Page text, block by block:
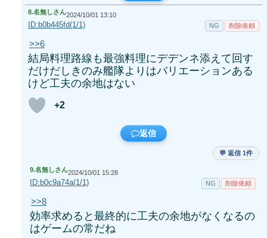
8.名無しさん2024/10/01 13:10
ID:b0b445fd(1/1) NG 削除依頼
>>6
結局料理路線も最強料理にデデンネ添えて回す
だけだしきのみ艦隊よりはバリエーションある
けど工夫の余地はない
+2
返信
💬 返信 1件
9.名無しさん2024/10/01 15:28
ID:b0c9a74a(1/1) NG 削除依頼
>>8
効率求めると最終的に工夫の余地がなくなるの
はゲームの常だね